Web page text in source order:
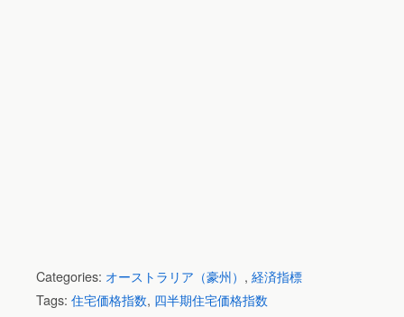
Categories: オーストラリア（豪州） , 経済指標
Tags: 住宅価格指数, 四半期住宅価格指数